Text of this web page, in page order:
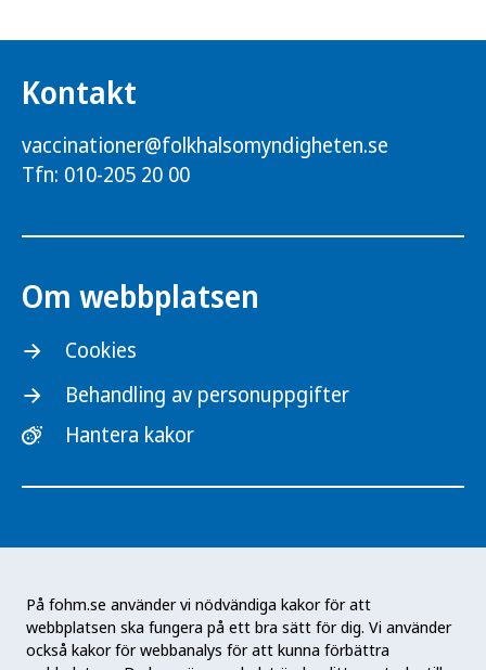
På fohm.se använder vi nödvändiga kakor för att
webbplatsen ska fungera på ett bra sätt för dig. Vi använder
också kakor för webbanalys för att kunna förbättra
Kontakt
vaccinationer@folkhalsomyndigheten.se
Tfn: 010-205 20 00
Om webbplatsen
Cookies
Behandling av personuppgifter
Hantera kakor
Folkhälsomyndigheten är en nationell
kunskapsmyndighet som arbetar för en bättre